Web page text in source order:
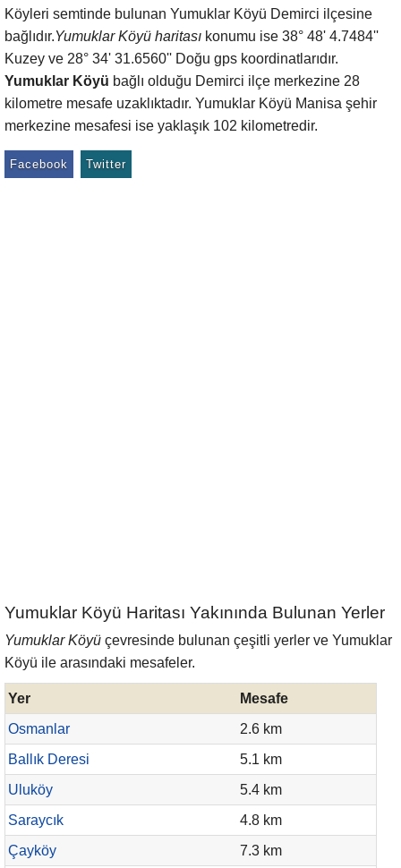
Köyleri semtinde bulunan Yumuklar Köyü Demirci ilçesine
bağlıdır.Yumuklar Köyü haritası konumu ise 38° 48' 4.7484''
Kuzey ve 28° 34' 31.6560'' Doğu gps koordinatlarıdır.
Yumuklar Köyü bağlı olduğu Demirci ilçe merkezine 28
kilometre mesafe uzaklıktadır. Yumuklar Köyü Manisa şehir
merkezine mesafesi ise yaklaşık 102 kilometredir.
Facebook Twitter
Yumuklar Köyü Haritası Yakınında Bulunan Yerler
Yumuklar Köyü çevresinde bulunan çeşitli yerler ve Yumuklar
Köyü ile arasındaki mesafeler.
Yer
Mesafe
Osmanlar
2.6 km
Ballık Deresi
5.1 km
Uluköy
5.4 km
Saraycık
4.8 km
Çayköy
7.3 km